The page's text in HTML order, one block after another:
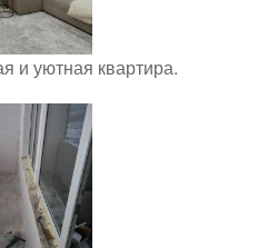
и уютная квартира.